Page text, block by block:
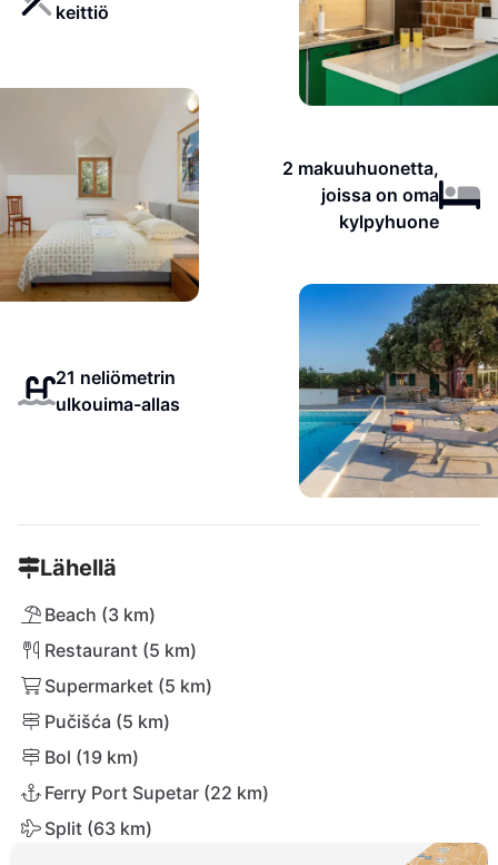
keittiö
2 makuuhuonetta,
joissa on oma
kylpyhuone
21 neliömetrin
ulkouima-allas
Lähellä
Beach (3 km)
Restaurant (5 km)
Supermarket (5 km)
Pučišća (5 km)
Bol (19 km)
Ferry Port Supetar (22 km)
Split (63 km)